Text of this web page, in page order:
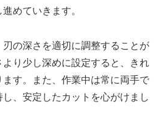
めていきます。
の深さを適切に調整することが
り少し深めに設定すると、きれ
す。また、作業中は常に両手で
、安定したカットを心がけまし